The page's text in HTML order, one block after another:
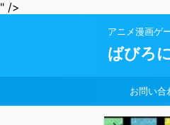
" />
アニメ漫画ゲ
ばびろ
お問い合